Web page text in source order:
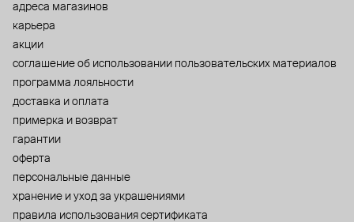
адреса магазинов
карьера
акции
cоглашение об использовании пользовательских материалов
программа лояльности
доставка и оплата
примерка и возврат
гарантии
оферта
персональные данные
хранение и уход за украшениями
правила использования сертификата